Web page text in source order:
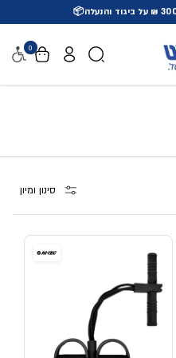
0
סינון ומיון